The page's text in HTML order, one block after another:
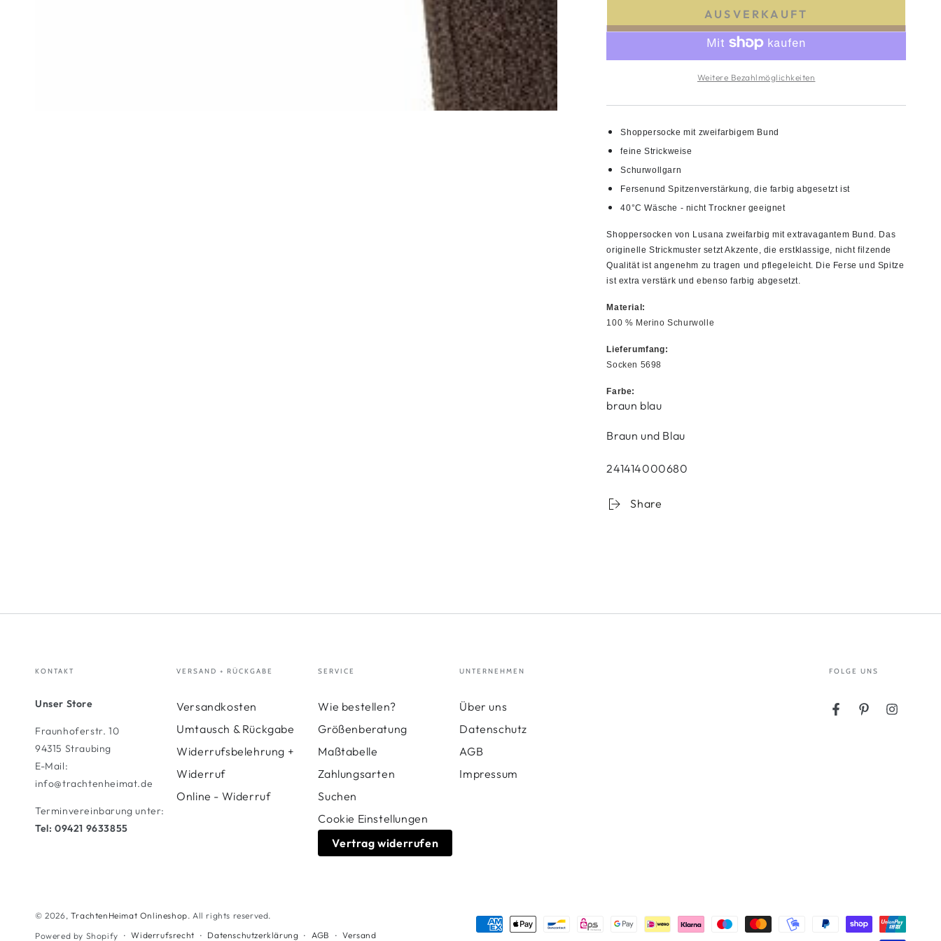
AUSVERKAUFT
Weitere Bezahlmöglichkeiten
Shoppersocke mit zweifarbigem Bund
feine Strickweise
Schurwollgarn
Fersenund Spitzenverstärkung, die farbig abgesetzt ist
40°C Wäsche - nicht Trockner geeignet
Shoppersocken von Lusana zweifarbig mit extravagantem Bund. Das
originelle Strickmuster setzt Akzente, die erstklassige, nicht filzende
Qualität ist angenehm zu tragen und pflegeleicht. Die Ferse und Spitze
ist extra verstärk und ebenso farbig abgesetzt.
Material:
100 % Merino Schurwolle
Lieferumfang:
Socken 5698
Farbe:
braun blau
Braun und Blau
241414000680
Share
KONTAKT
Unser Store
Fraunhoferstr. 10
94315 Straubing
E-Mail:
info@trachtenheimat.de
Terminvereinbarung unter:
Tel: 09421 9633855
VERSAND + RÜCKGABE
Versandkosten
Umtausch & Rückgabe
Widerrufsbelehrung +
Widerruf
Online - Widerruf
SERVICE
Wie bestellen?
Größenberatung
Maßtabelle
Zahlungsarten
Suchen
Cookie Einstellungen
Vertrag widerrufen
UNTERNEHMEN
Über uns
Datenschutz
AGB
Impressum
FOLGE UNS
FacebookPinterestInstagram
© 2026, TrachtenHeimat Onlineshop. All rights reserved.
Powered by Shopify
Widerrufsrecht Datenschutzerklärung AGB Versand
Zahlungsmöglichkeiten